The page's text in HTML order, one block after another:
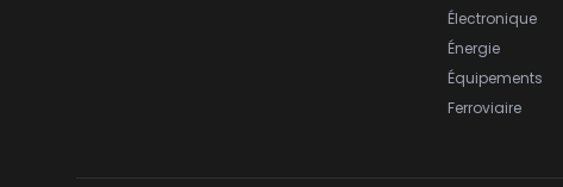
Électronique
Énergie
Équipements
Ferroviaire